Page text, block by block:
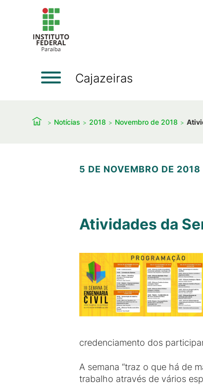
Cajazeiras
Notícias 2018 Novembro de 2018
5 DE NOVEMBRO DE 2018
Atividades da
credenciamento dos
A semana “traz o que há de
trabalho através de vários